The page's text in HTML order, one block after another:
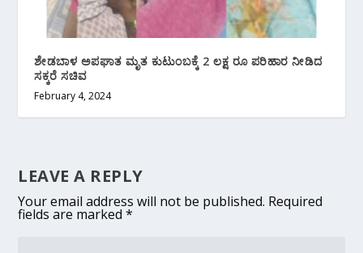
ಶೇಡಬಾಳ ಅಪಘಾತ ಮೃತ ಕುಟುಂಬಕ್ಕೆ 2 ಲಕ್ಷ ರೂ ಪರಿಹಾರ ನೀಡಿದ
ಸಕ್ಕರೆ ಸಚಿವ
February 4, 2024
LEAVE A REPLY
Your email address will not be published. Required
fields are marked*